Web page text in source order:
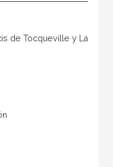
de Tocqueville y La